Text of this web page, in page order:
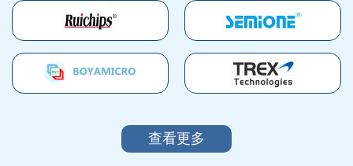
查看更多